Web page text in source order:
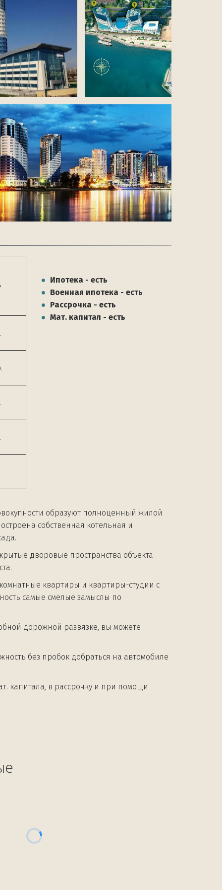
Ипотека - есть
Военная ипотека - есть
Рассрочка - есть
Мат. капитал - есть
образуют полноценный жилой
собственная котельная и
дворовые пространства объекта
квартиры и квартиры-студии с
самые смелые замыслы по
дорожной развязке, вы можете
без пробок добраться на автомобиле
капитала, в рассрочку и при помощи